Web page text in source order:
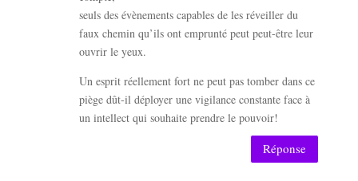
seuls des évènements capables de les réveiller du
faux chemin qu’ils ont emprunté peut peut-être leur
ouvrir le yeux.
Un esprit réellement fort ne peut pas tomber dans ce
piège dût-il déployer une vigilance constante face à
un intellect qui souhaite prendre le pouvoir!
Réponse